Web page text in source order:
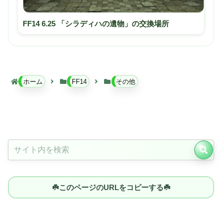
FF14 6.25 「シラディハの遺物」の交換場所
ホーム FF14 その他
☘️このページのURLをコピーする☘️